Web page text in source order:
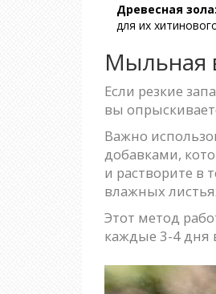
Древесная зола:
для их
Мыльная
Если резкие
вы
Важно
добавками,
и растворите в
влажных
Этот метод
каждые 3-4 дня